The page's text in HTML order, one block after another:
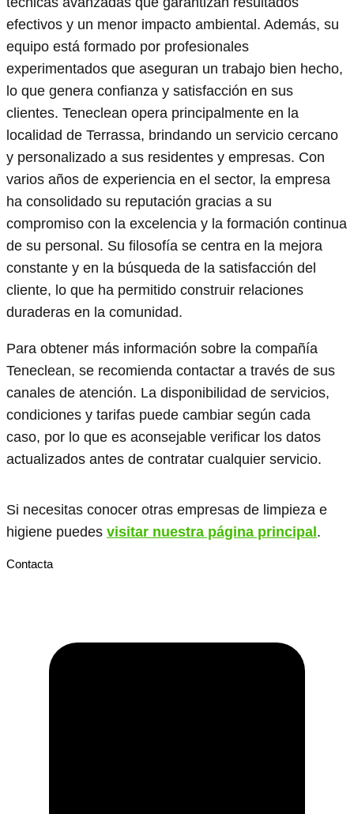
efectivos y un menor impacto ambiental. Además, su
equipo está formado por profesionales
experimentados que aseguran un trabajo bien hecho,
lo que genera confianza y satisfacción en sus
clientes. Teneclean opera principalmente en la
localidad de Terrassa, brindando un servicio cercano
y personalizado a sus residentes y empresas. Con
varios años de experiencia en el sector, la empresa
ha consolidado su reputación gracias a su
compromiso con la excelencia y la formación continua
de su personal. Su filosofía se centra en la mejora
constante y en la búsqueda de la satisfacción del
cliente, lo que ha permitido construir relaciones
duraderas en la comunidad.
Para obtener más información sobre la compañía
Teneclean, se recomienda contactar a través de sus
canales de atención. La disponibilidad de servicios,
condiciones y tarifas puede cambiar según cada
caso, por lo que es aconsejable verificar los datos
actualizados antes de contratar cualquier servicio.
Si necesitas conocer otras empresas de limpieza e
higiene puedes visitar nuestra página principal .
Contacta